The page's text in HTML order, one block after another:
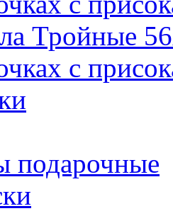
Тройные
с
подарочные